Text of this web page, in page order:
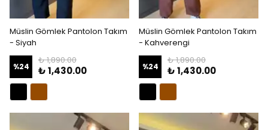
Müslin Gömlek Pantolon Takım
- Siyah
%24
₺ 1,890.00
₺ 1,430.00
Müslin Gömlek Pantolon Takım
- Kahverengi
%24
₺ 1,890.00
₺ 1,430.00